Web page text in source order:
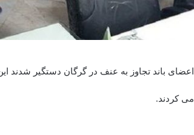
اعضای باند تجاوز به عنف در گرگان دستگیر
می کردند.